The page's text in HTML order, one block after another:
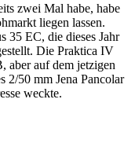
zwei Mal habe, habe
liegen lassen.
35 EC, die dieses Jahr
Die Praktica IV
aber auf dem jetzigen
2/50 mm Jena Pancolar
weckte.